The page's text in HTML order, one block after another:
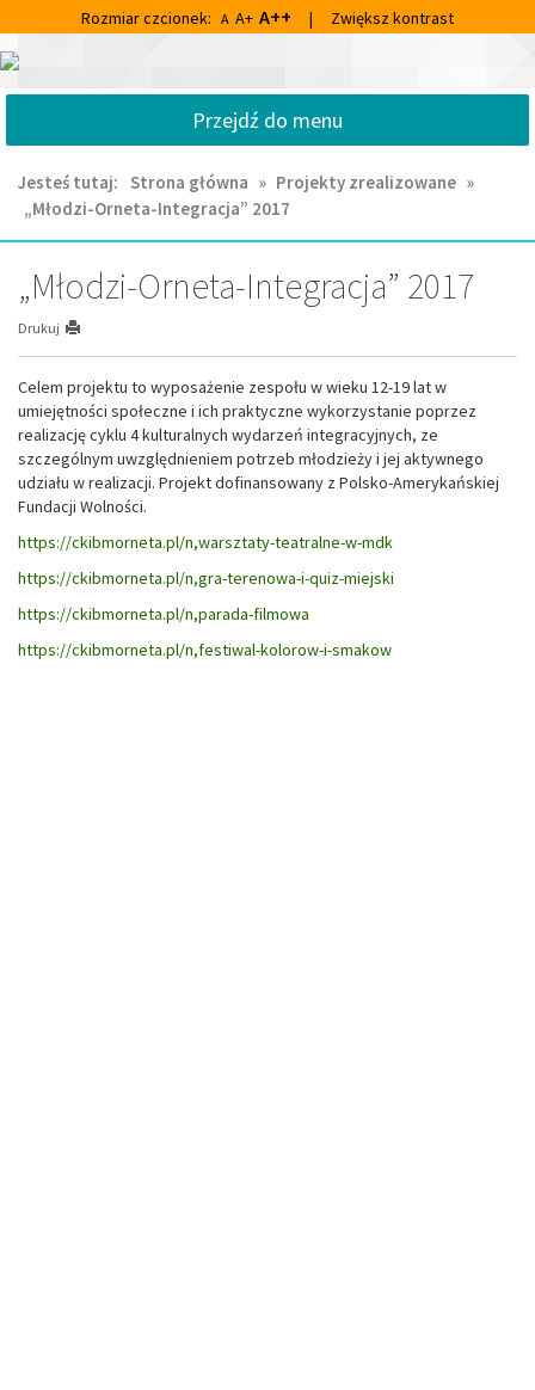
do
głównej
do
wyszukiwarki
Rozmiar czcionek: A A+ A++ | Zwiększ kontrast
Centrum
Kultury
Biblioteka
im.
Franciszka
Chruściela
Ornecie
Przejdź do menu
Jesteś tutaj: Strona główna » Projekty zrealizowane »
„Młodzi-Orneta-Integracja” 2017
„Młodzi-Orneta-Integracja” 2017
Drukuj
Celem projektu to wyposażenie zespołu w wieku 12-19 lat w
umiejętności społeczne i ich praktyczne wykorzystanie poprzez
realizację cyklu 4 kulturalnych wydarzeń integracyjnych, ze
szczególnym uwzględnieniem potrzeb młodzieży i jej aktywnego
udziału w realizacji. Projekt dofinansowany z Polsko-Amerykańskiej
Fundacji Wolności.
https://ckibmorneta.pl/n,warsztaty-teatralne-w-mdk
https://ckibmorneta.pl/n,gra-terenowa-i-quiz-miejski
https://ckibmorneta.pl/n,parada-filmowa
https://ckibmorneta.pl/n,festiwal-kolorow-i-smakow